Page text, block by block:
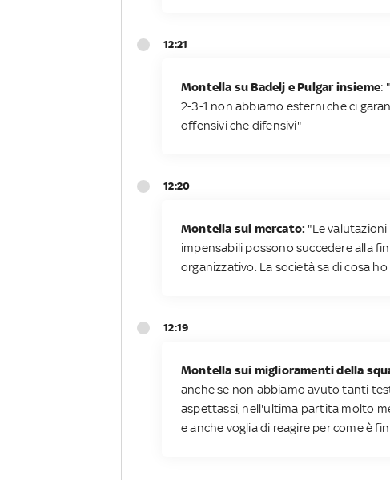
12:21
Montella su Badelj e Pulgar insieme:
2-3-1 non abbiamo esterni che ci
offensivi che difensivi"
12:20
Montella sul mercato: "Le
impensabili possono succedere alla
organizzativo. La società sa di cosa
12:19
Montella sui miglioramenti della
anche se non abbiamo avuto tanti
aspettassi, nell'ultima partita molto
e anche voglia di reagire per come è